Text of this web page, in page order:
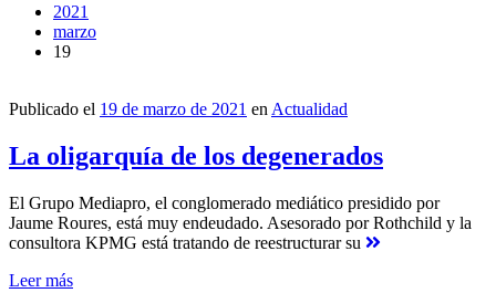
2021
marzo
19
Publicado el 19 de marzo de 2021 en Actualidad
La oligarquía de los degenerados
El Grupo Mediapro, el conglomerado mediático presidido por
Jaume Roures, está muy endeudado. Asesorado por Rothchild y la
consultora KPMG está tratando de reestructurar su
Leer más